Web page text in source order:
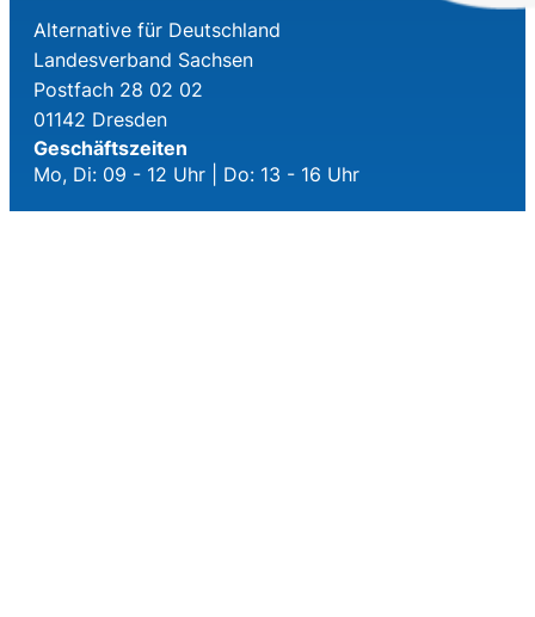
Alternative für Deutschland
Landesverband Sachsen
Postfach 28 02 02
01142 Dresden
Geschäftszeiten
Mo, Di: 09 - 12 Uhr | Do: 13 - 16 Uhr